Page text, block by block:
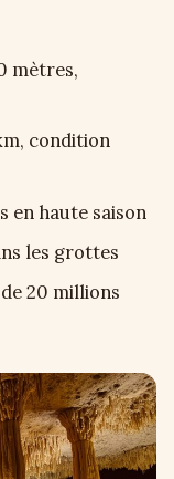
mètres,
condition
en haute saison
les grottes
20 millions